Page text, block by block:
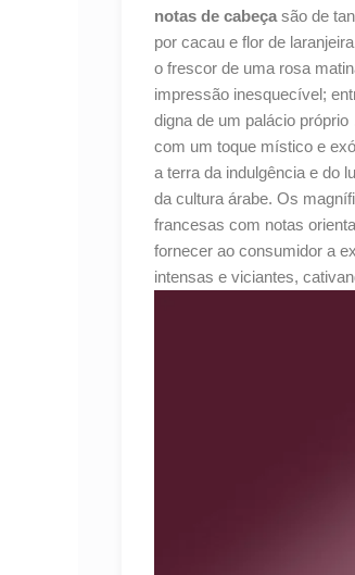
notas de cabeça são de
por cacau e flor de
o frescor de uma rosa
impressão inesquecível;
digna de um palácio
com um toque místico e
a terra da indulgência e do
da cultura árabe. Os
francesas com notas
fornecer ao consumidor a
intensas e viciantes,